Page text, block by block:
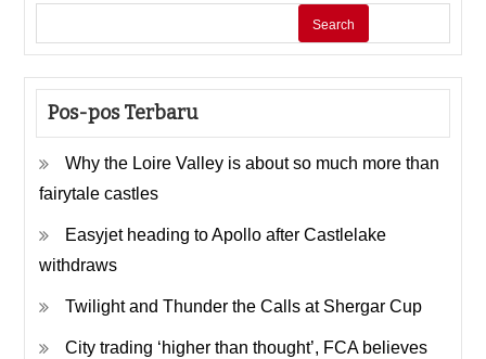
Search
Pos-pos Terbaru
Why the Loire Valley is about so much more than
fairytale castles
Easyjet heading to Apollo after Castlelake
withdraws
Twilight and Thunder the Calls at Shergar Cup
City trading ‘higher than thought’, FCA believes